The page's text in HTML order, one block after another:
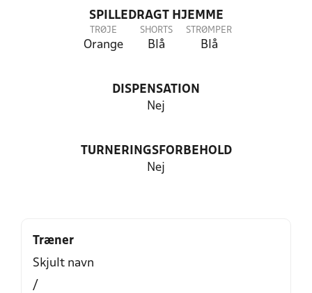
SPILLEDRAGT HJEMME
TRØJE
Orange
SHORTS
Blå
STRØMPER
Blå
DISPENSATION
Nej
TURNERINGSFORBEHOLD
Nej
Træner
Skjult navn
/